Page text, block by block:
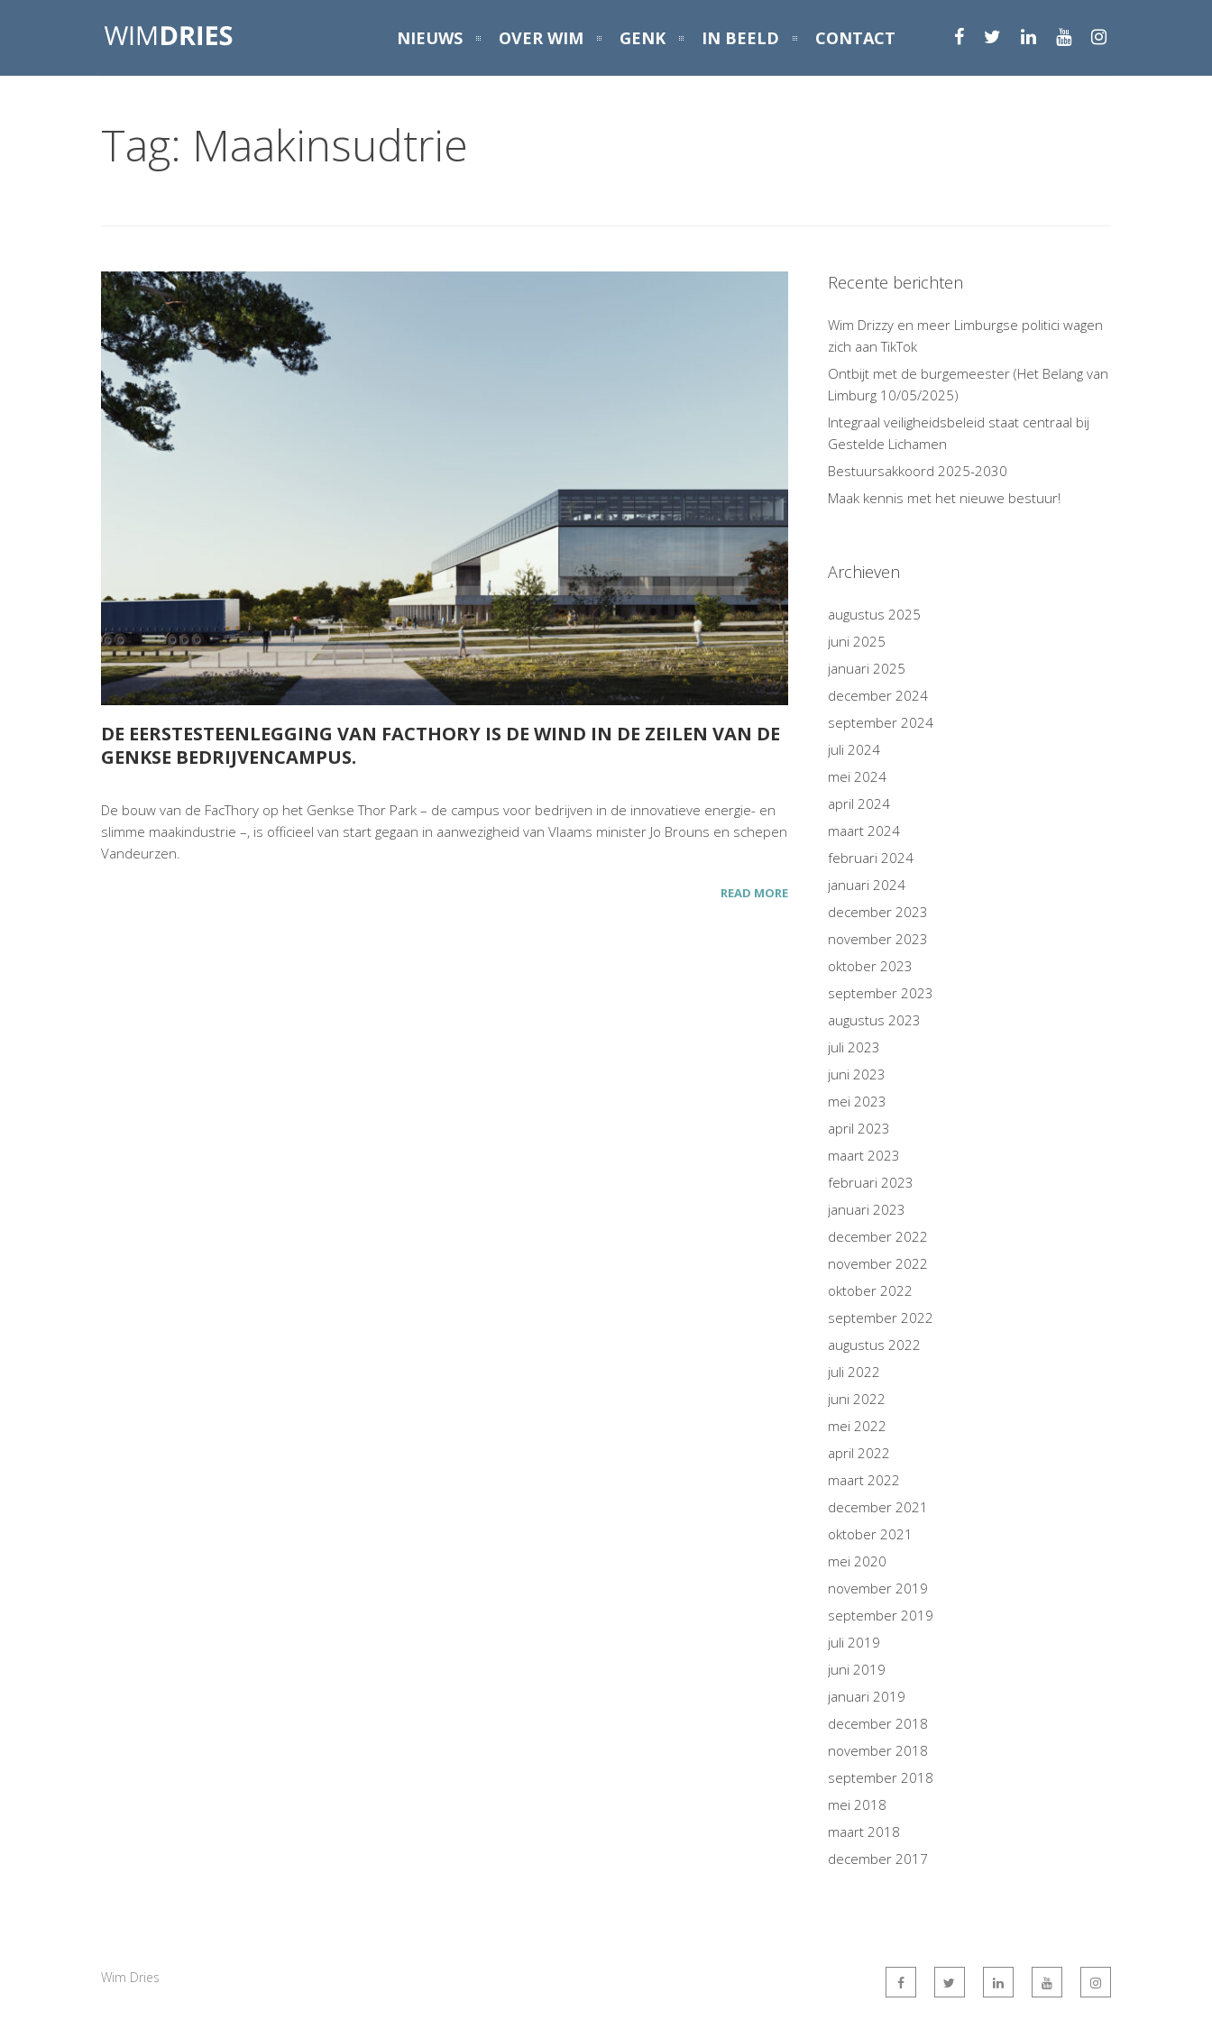
NIEUWS OVER WIM GENK IN BEELD CONTACT
Tag: Maakinsudtrie
DE EERSTESTEENLEGGING VAN FACTHORY IS DE WIND IN DE ZEILEN VAN DE
GENKSE BEDRIJVENCAMPUS.
De bouw van de FacThory op het Genkse Thor Park – de campus voor bedrijven in de innovatieve energie- en
slimme maakindustrie –, is officieel van start gegaan in aanwezigheid van Vlaams minister Jo Brouns en schepen
Vandeurzen.
READ MORE
Recente berichten
Wim Drizzy en meer Limburgse politici wagen
zich aan TikTok
Ontbijt met de burgemeester (Het Belang van
Limburg 10/05/2025)
Integraal veiligheidsbeleid staat centraal bij
Gestelde Lichamen
Bestuursakkoord 2025-2030
Maak kennis met het nieuwe bestuur!
Archieven
augustus 2025
juni 2025
januari 2025
december 2024
september 2024
juli 2024
mei 2024
april 2024
maart 2024
februari 2024
januari 2024
december 2023
november 2023
oktober 2023
september 2023
augustus 2023
juli 2023
juni 2023
mei 2023
april 2023
maart 2023
februari 2023
januari 2023
december 2022
november 2022
oktober 2022
september 2022
augustus 2022
juli 2022
juni 2022
mei 2022
april 2022
maart 2022
december 2021
oktober 2021
mei 2020
november 2019
september 2019
juli 2019
juni 2019
januari 2019
december 2018
november 2018
september 2018
mei 2018
maart 2018
december 2017
Wim Dries